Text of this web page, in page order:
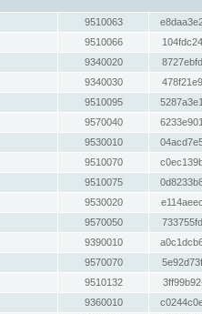
9510063
9510066
9340020
9340030
9510095
9570040
9530010
9510070
9510075
9530020
9570050
9390010
9570070
9510132
9360010